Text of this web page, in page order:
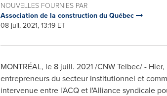
NOUVELLES FOURNIES PAR
Association de la construction du Québec
08 juil, 2021, 13:19 ET
MONTRÉAL, le 8 juill. 2021 /CNW Telbec/ -
entrepreneurs du secteur institutionnel et
intervenue entre l'ACQ et l'Alliance syndicale